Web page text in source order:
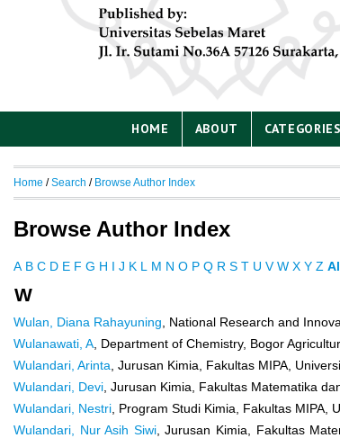
HOME ABOUT CATEGORIES
Home /Search / Browse Author Index
Browse Author Index
A B C D E F G H I J K L M N O P Q R S T U V W X Y Z
W
Wulan, Diana Rahayuning , National Research and
Wulanawati, A , Department of Chemistry, Bogor
Wulandari, Arinta , Jurusan Kimia, Fakultas MIPA,
Wulandari, Devi , Jurusan Kimia, Fakultas Matematika
Wulandari, Nestri , Program Studi Kimia, Fakultas MIPA,
Wulandari, Nur Asih Siwi, Jurusan Kimia, Fakultas